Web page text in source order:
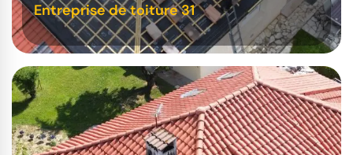
Entreprise de toiture 31